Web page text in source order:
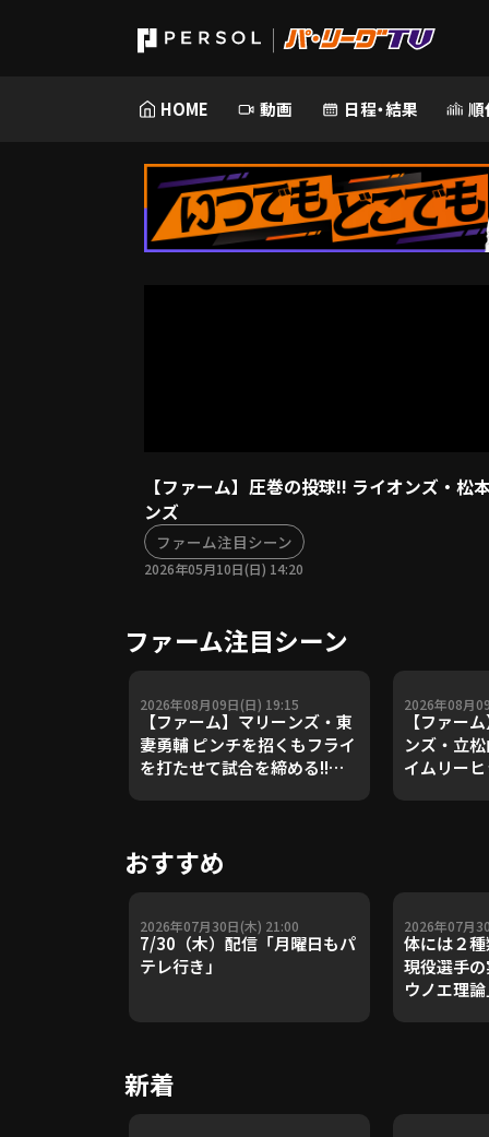
HOME 動画 日程・結果 順
【ファーム】圧巻の投球!! ライオンズ・
ンズ
ファーム注目シーン
2026年05月10日(日) 14:20
ファーム注目シーン
2026年08月09日(日) 19:15
【ファーム】マリーンズ・東
妻勇輔 ピンチを招くもフライ
を打たせて試合を締める!!
2026年08月
【ファー
ンズ・立
イムリー
おすすめ
2026年07月30日(木) 21:00
7/30（木）配信「月曜日もパ
テレ行き」
2026年07月
体には２
現役選手
ウノエ理
新着